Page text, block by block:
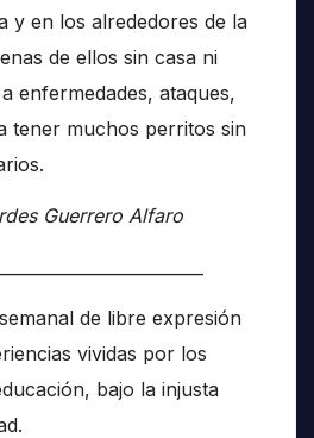
y en los alrededores de la
de ellos sin casa ni
enfermedades, ataques,
tener muchos perritos sin
Guerrero Alfaro
de libre expresión
vividas por los
bajo la injusta